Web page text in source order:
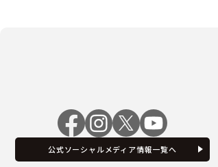
公式ソーシャルメディア情報一覧へ